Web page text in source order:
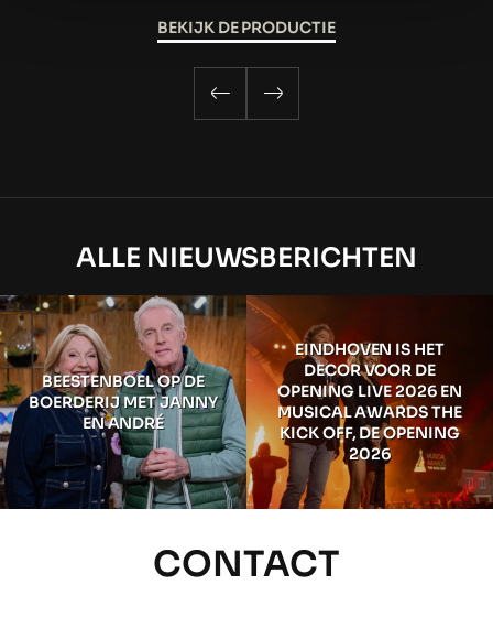
BEKIJK DE PRODUCTIE
ALLE NIEUWSBERICHTEN
BEESTENBOEL OP DE
BOERDERIJ MET JANNY
EN ANDRÉ
EINDHOVEN IS HET
DECOR VOOR DE
OPENING LIVE 2026 EN
MUSICAL AWARDS THE
KICK OFF, DE OPENING
2026
CONTACT